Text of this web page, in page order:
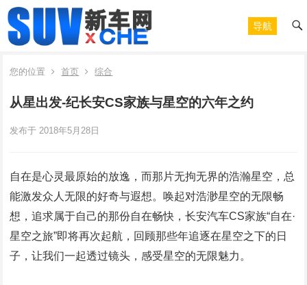
导航
您的位置 首页 综合
从星出发-纪长安CS家族与星空的六年之约
发布于 2018年5月28日
自在是心灵最原始的放逸，而那片无拘无界的浩瀚星空，总
能激发众人无限的好奇与遐想。唤起对浩渺星空的无限畅
想，追求属于自己的那份自在畅快，长安汽车CS家族“自在·
星空之旅”即将再次起航，回顾那些年追逐在星空之下的日
子，让我们一起透过镜头，感受星空的无限魅力。